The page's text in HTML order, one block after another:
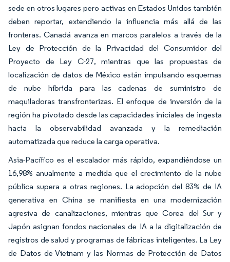
sede en otros lugares pero activas en Estados Unidos también
deben reportar, extendiendo la influencia más allá de las
fronteras. Canadá avanza en marcos paralelos a través de la
Ley de Protección de la Privacidad del Consumidor del
Proyecto de Ley C-27, mientras que las propuestas de
localización de datos de México están impulsando esquemas
de nube híbrida para las cadenas de suministro de
maquiladoras transfronterizas. El enfoque de inversión de la
región ha pivotado desde las capacidades iniciales de ingesta
hacia la observabilidad avanzada y la remediación
automatizada que reduce la carga operativa.
Asia-Pacífico es el escalador más rápido, expandiéndose un
16,98% anualmente a medida que el crecimiento de la nube
pública supera a otras regiones. La adopción del 83% de IA
generativa en China se manifiesta en una modernización
agresiva de canalizaciones, mientras que Corea del Sur y
Japón asignan fondos nacionales de IA a la digitalización de
registros de salud y programas de fábricas inteligentes. La Ley
de Datos de Vietnam y las Normas de Protección de Datos